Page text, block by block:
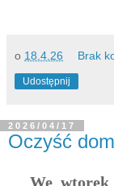
o 18.4.26 Brak
Udostępnij
2026/04/17
Oczyść
We wtorek